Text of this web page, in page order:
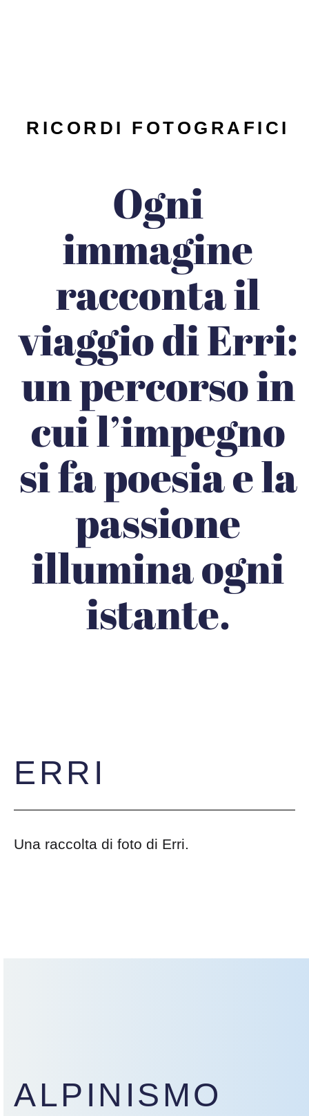
RICORDI FOTOGRAFICI
Ogni
immagine
racconta il
viaggio di Erri:
un percorso in
cui l’impegno
si fa poesia e la
passione
illumina ogni
istante.
ERRI
Una raccolta di foto di Erri.
ALPINISMO